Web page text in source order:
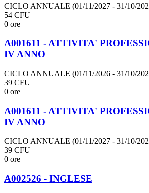
CICLO ANNUALE (01/11/2027 - 31/10/
54 CFU
0 ore
A001611 - ATTIVITA'
IV ANNO
CICLO ANNUALE (01/11/2026 - 31/10/
39 CFU
0 ore
A001611 - ATTIVITA'
IV ANNO
CICLO ANNUALE (01/11/2027 - 31/10/
39 CFU
0 ore
A002526 - INGLESE